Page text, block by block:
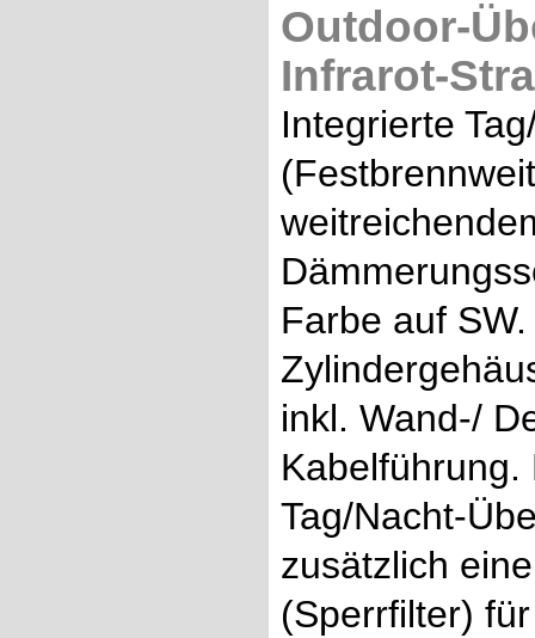
Outdoor-
Infrarot-
Integrierte
Farbe auf
inkl. Wand-/
Tag/Nacht-
zusätzlich
(Sperrfilter)